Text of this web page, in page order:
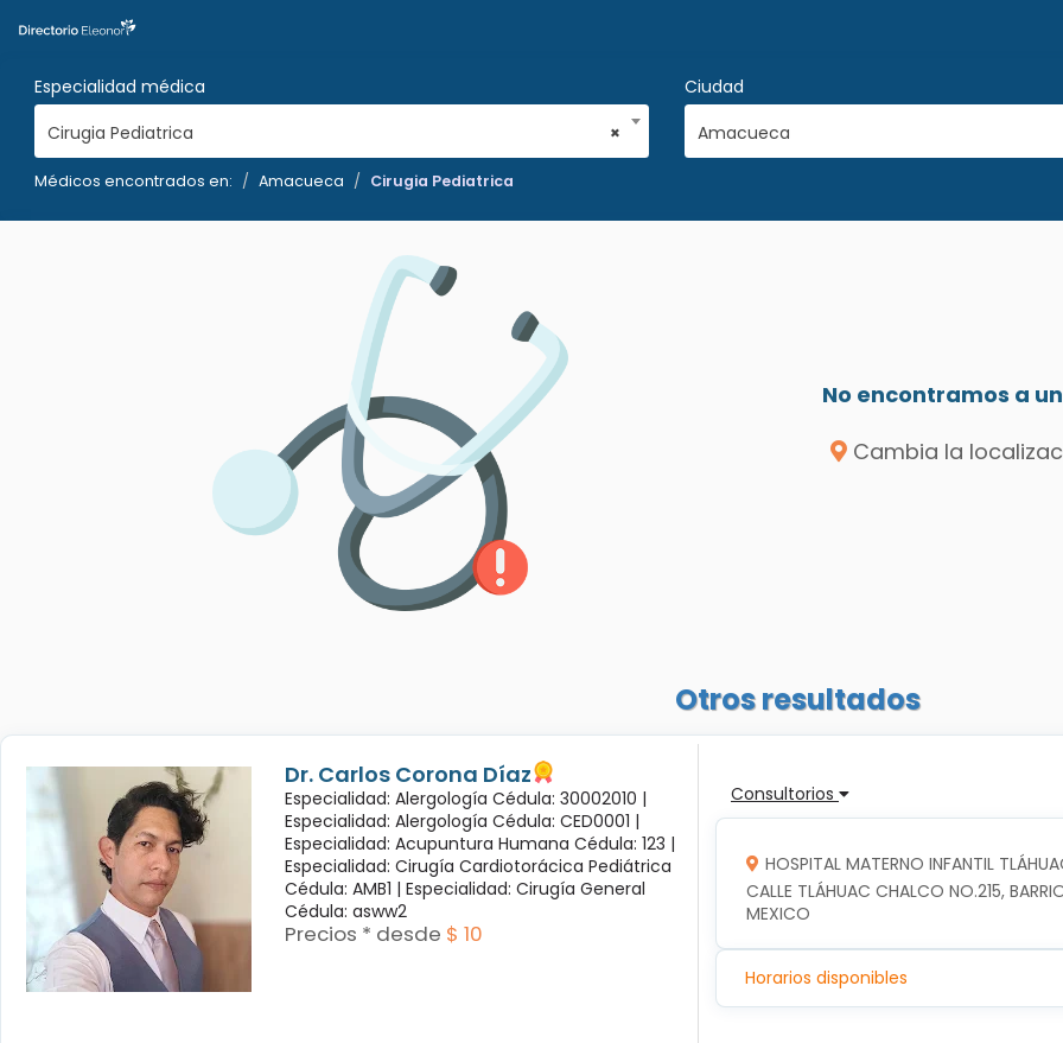
Especialidad médica
×
Cirugia Pediatrica
Ciudad
Amacueca
Médicos encontrados en: Amacueca Cirugia Pediatrica
No encontramos a
Cambia la
Otros resultados
Dr. Carlos Corona Díaz
Especialidad: Alergología Cédula: 30002010 |
Especialidad: Alergología Cédula: CED0001 |
Especialidad: Acupuntura Humana Cédula: 123 |
Especialidad: Cirugía Cardiotorácica Pediátrica
Cédula: AMB1 | Especialidad: Cirugía General
Cédula: asww2
Precios * desde $ 10
Consultorios
HOSPITAL MATERNO INFANTIL
CALLE TLÁHUAC CHALCO NO.215,
MEXICO
Horarios disponibles